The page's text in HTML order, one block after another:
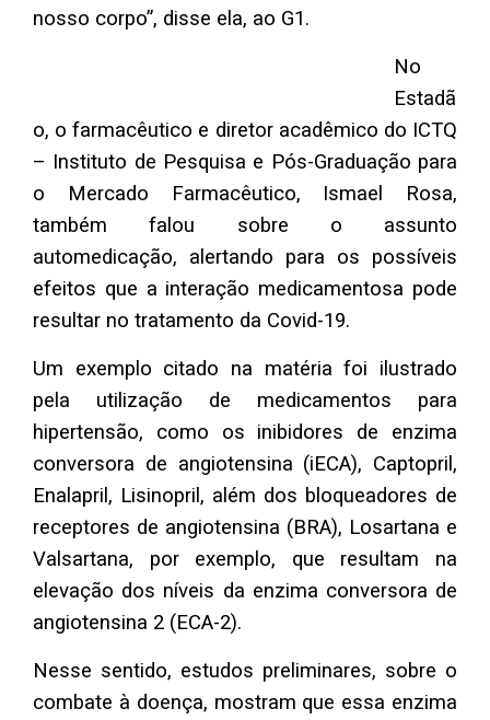
nosso corpo”, disse ela, ao G1.
No
Estadã
o, o farmacêutico e diretor acadêmico do ICTQ
– Instituto de Pesquisa e Pós-Graduação para
o Mercado Farmacêutico, Ismael Rosa,
também falou sobre o assunto
automedicação, alertando para os possíveis
efeitos que a interação medicamentosa pode
resultar no tratamento da Covid-19.
Um exemplo citado na matéria foi ilustrado
pela utilização de medicamentos para
hipertensão, como os inibidores de enzima
conversora de angiotensina (iECA), Captopril,
Enalapril, Lisinopril, além dos bloqueadores de
receptores de angiotensina (BRA), Losartana e
Valsartana, por exemplo, que resultam na
elevação dos níveis da enzima conversora de
angiotensina 2 (ECA-2).
Nesse sentido, estudos preliminares, sobre o
combate à doença, mostram que essa enzima